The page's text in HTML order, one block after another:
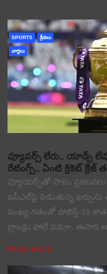
SPORTS క్రీడలు
వార్తలు
వ్యూవర్స్ లేరు.. యాడ్స్
రేటింగ్స్.. ఏంటి క్రికెట్ క్రేజ్
వ్యూయర్స్‌తో పాటు
ఐపీఎల్‌పై పెడుతున్న ఖర్చును
సంఖ్య గతంతో పోలిస్తే 31
బ్రాండ్లు పోటీ పడగా, ఈసారి
Read More